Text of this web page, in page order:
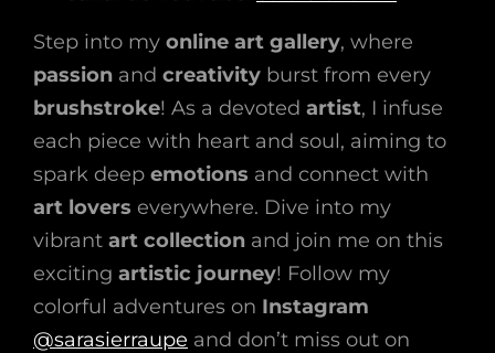
Step into my online art gallery, where
passion and creativity burst from every
brushstroke! As a devoted artist, I infuse
each piece with heart and soul, aiming to
spark deep emotions and connect with
art lovers everywhere. Dive into my
vibrant art collection and join me on this
exciting artistic journey! Follow my
colorful adventures on Instagram
@sarasierraupe and don’t miss out on